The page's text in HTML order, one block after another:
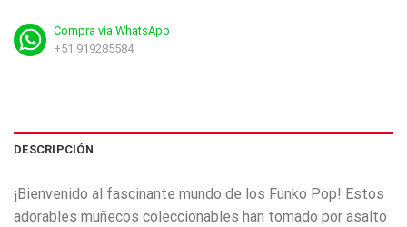
Compra via WhatsApp
+51 919285584
DESCRIPCIÓN
¡Bienvenido al fascinante mundo de los Funko Pop! Estos
adorables muñecos coleccionables han tomado por asalto